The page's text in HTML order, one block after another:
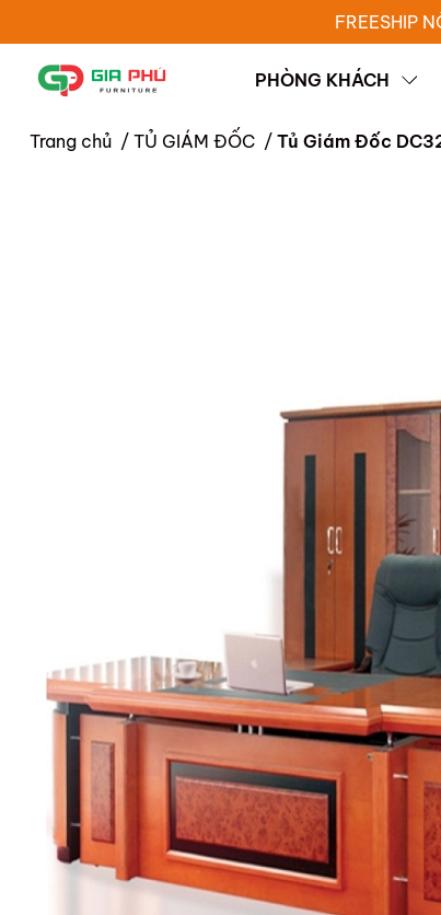
FREESHIP
PHÒNG KHÁCH
Trang chủ / TỦ GIÁM ĐỐC / Tủ Giám Đốc